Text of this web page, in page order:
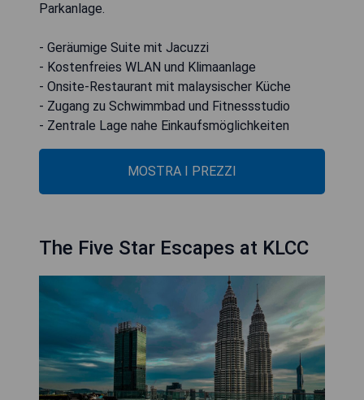
Parkanlage.
- Geräumige Suite mit Jacuzzi
- Kostenfreies WLAN und Klimaanlage
- Onsite-Restaurant mit malaysischer Küche
- Zugang zu Schwimmbad und Fitnessstudio
- Zentrale Lage nahe Einkaufsmöglichkeiten
MOSTRA I PREZZI
The Five Star Escapes at KLCC